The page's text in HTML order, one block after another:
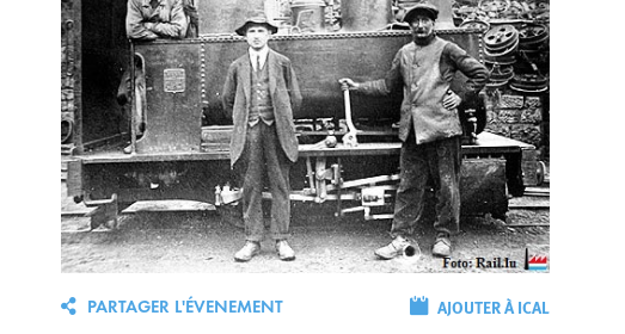
AJOUTER À ICAL
PARTAGER L'ÉVENEMENT